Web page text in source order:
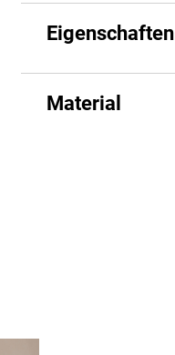
Eigenschaften
Material